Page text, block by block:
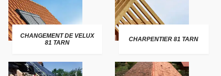
CHANGEMENT DE VELUX
81 TARN
CHARPENTIER 81 TARN